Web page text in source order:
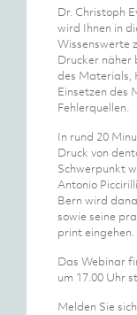
Dr. Christoph
wird Ihnen in
Wissenswerte
Drucker näher
des Materials,
Einsetzen des
Fehlerquellen.
In rund 20
Druck von
Schwerpunkt
Antonio
Bern wird
sowie seine
print eingehen.
Das Webinar
um 17.00 Uhr
Melden Sie